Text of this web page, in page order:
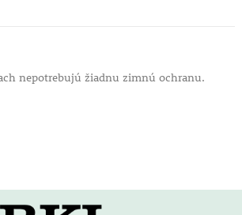
nepotrebujú žiadnu zimnú ochranu.